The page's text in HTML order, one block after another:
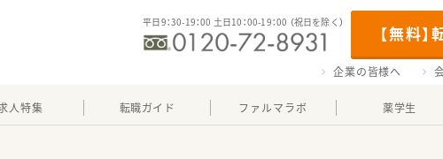
【無料
平日9：30-19：00 土日10：00-19：00 （祝日を除く）
企業の皆様へ
人特集 転職ガイド ファルマラボ 薬学生